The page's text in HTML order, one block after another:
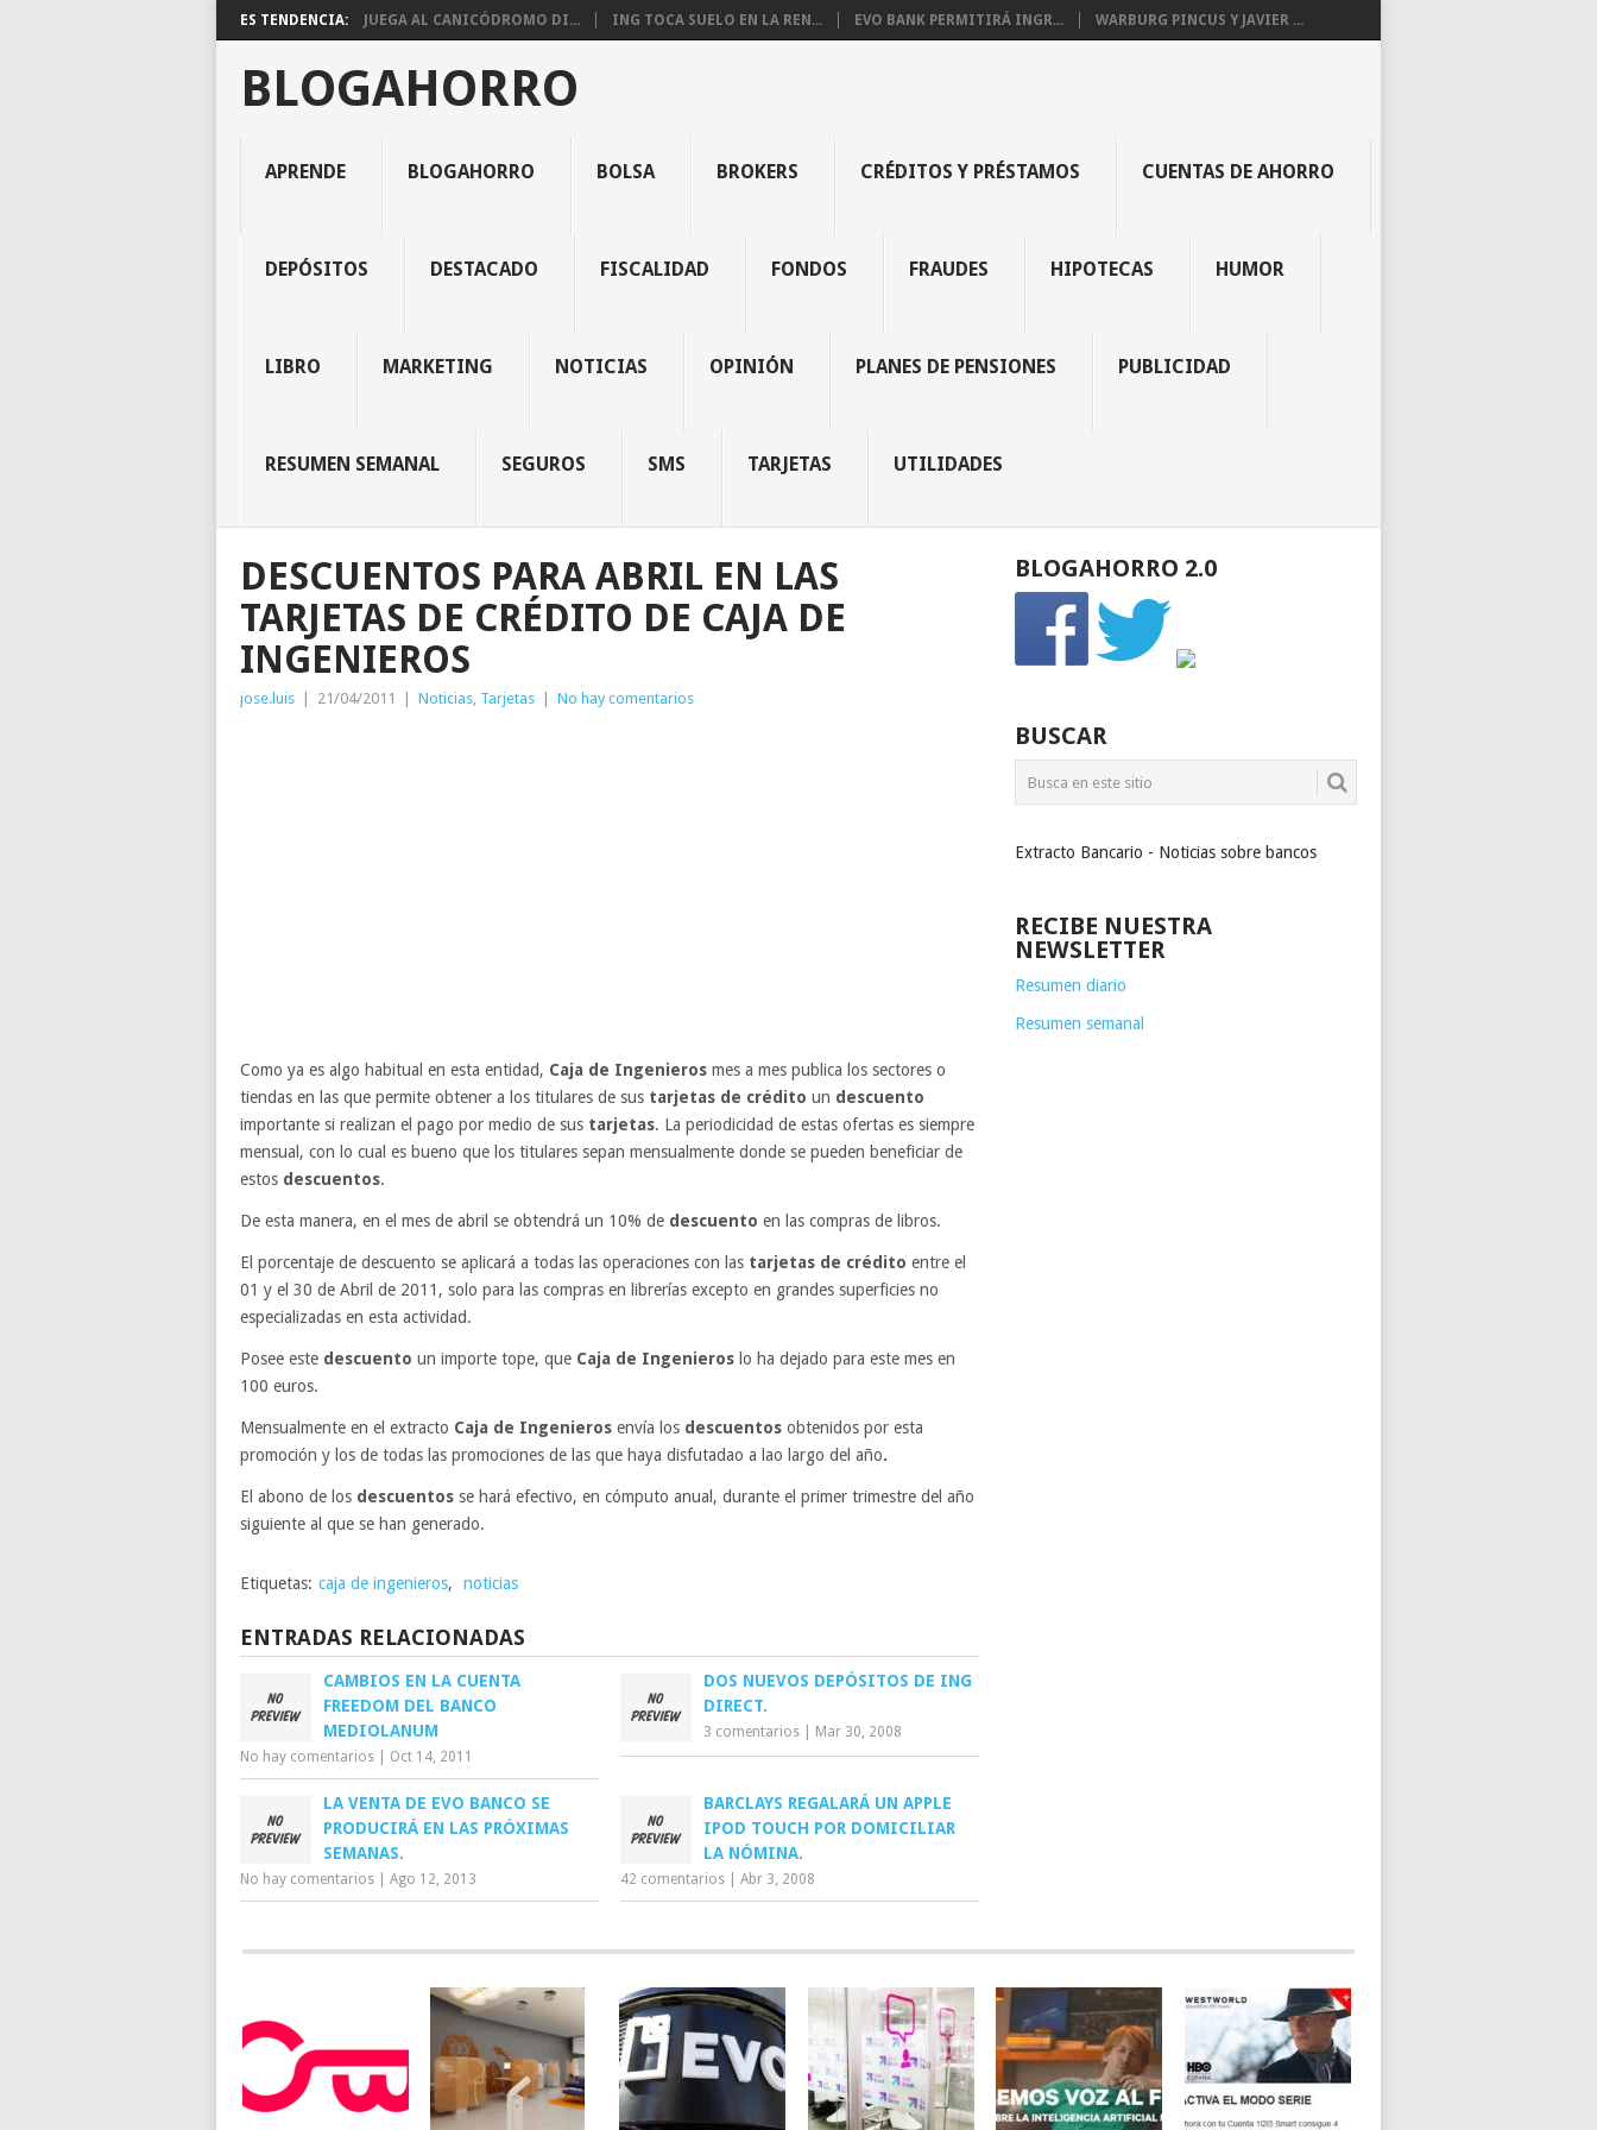
ES TENDENCIA: JUEGA AL CANICÓDROMO DI... ING TOCA SUELO EN LA REN... EVO BANK PERMITIRÁ INGR... WARBURG PINCUS Y JAVIER ...
BLOGAHORRO
APRENDE BLOGAHORRO BOLSA BROKERS CRÉDITOS Y PRÉSTAMOS CUENTAS DE AHORRO
DEPÓSITOS DESTACADO FISCALIDAD FONDOS FRAUDES HIPOTECAS HUMOR
LIBRO MARKETING NOTICIAS OPINIÓN PLANES DE PENSIONES PUBLICIDAD
RESUMEN SEMANAL SEGUROS SMS TARJETAS UTILIDADES
DESCUENTOS PARA ABRIL EN LAS
TARJETAS DE CRÉDITO DE CAJA DE
INGENIEROS
jose.luis 21/04/2011 Noticias, Tarjetas No hay comentarios
Como ya es algo habitual en esta entidad, Caja de Ingenieros mes a mes publica los sectores o
tiendas en las que permite obtener a los titulares de sus tarjetas de crédito un descuento
importante si realizan el pago por medio de sus tarjetas. La periodicidad de estas ofertas es siempre
mensual, con lo cual es bueno que los titulares sepan mensualmente donde se pueden beneficiar de
estos descuentos.
De esta manera, en el mes de abril se obtendrá un 10% de descuento en las compras de libros.
El porcentaje de descuento se aplicará a todas las operaciones con las tarjetas de crédito entre el
01 y el 30 de Abril de 2011, solo para las compras en librerías excepto en grandes superficies no
especializadas en esta actividad.
Posee este descuento un importe tope, que Caja de Ingenieros lo ha dejado para este mes en
100 euros.
Mensualmente en el extracto Caja de Ingenieros envía los descuentos obtenidos por esta
promoción y los de todas las promociones de las que haya disfutadao a lao largo del año.
El abono de los descuentos se hará efectivo, en cómputo anual, durante el primer trimestre del año
siguiente al que se han generado.
Etiquetas: caja de ingenieros, noticias
ENTRADAS RELACIONADAS
CAMBIOS EN LA CUENTA
FREEDOM DEL BANCO
MEDIOLANUM
No hay comentarios Oct 14, 2011
DOS NUEVOS DEPÓSITOS DE ING
DIRECT.
3 comentarios Mar 30, 2008
LA VENTA DE EVO BANCO SE
PRODUCIRÁ EN LAS PRÓXIMAS
SEMANAS.
No hay comentarios Ago 12, 2013
BARCLAYS REGALARÁ UN APPLE
IPOD TOUCH POR DOMICILIAR
LA NÓMINA.
42 comentarios |Abr 3, 2008
BLOGAHORRO 2.0
BUSCAR
Extracto Bancario - Noticias sobre bancos
RECIBE NUESTRA
NEWSLETTER
Resumen diario
Resumen semanal